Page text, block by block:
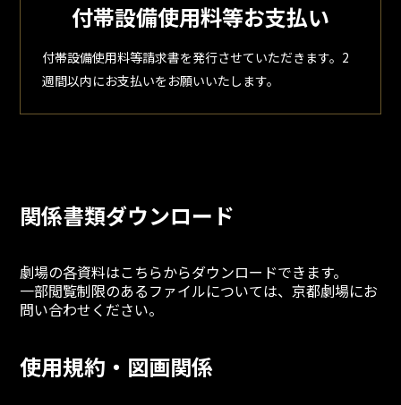
付帯設備使用料等お支払い
付帯設備使用料等請求書を発行させていただきます。2
週間以内にお支払いをお願いいたします。
関係書類ダウンロード
劇場の各資料はこちらからダウンロードできます。
一部閲覧制限のあるファイルについては、京都劇場にお
問い合わせください。
使用規約・図画関係